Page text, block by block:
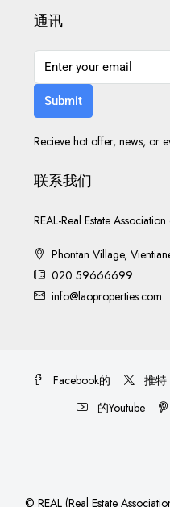
通讯
Submit
Recieve hot offer, news, or
联系我们
REAL-Real Estate
Phontan Village,
020 59666699
info@laoproperties.com
Facebook的 推特
的Youtube
© REAL (Real Estate